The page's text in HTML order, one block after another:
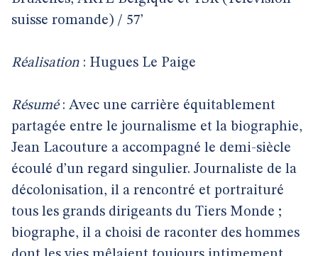
suisse romande) / 57’
Réalisation : Hugues Le Paige
Résumé: Avec une carrière équitablement
partagée entre le journalisme et la biographie,
Jean Lacouture a accompagné le demi-siècle
écoulé d’un regard singulier. Journaliste de la
décolonisation, il a rencontré et portraituré
tous les grands dirigeants du Tiers Monde ;
biographe, il a choisi de raconter des hommes